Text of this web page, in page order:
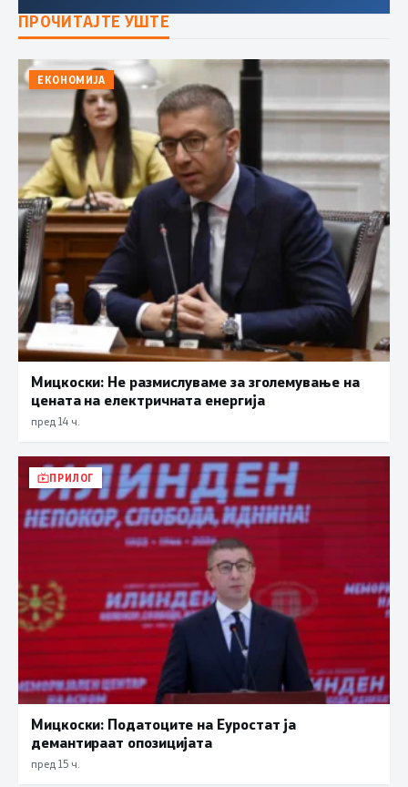
ПРОЧИТАЈТЕ УШТЕ
ЕКОНОМИЈА
Мицкоски: Не размислуваме за зголемување на
цената на електричната енергија
пред 14 ч.
ПРИЛОГ
Мицкоски: Податоците на Еуростат ја
демантираат опозицијата
пред 15 ч.